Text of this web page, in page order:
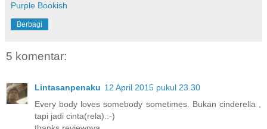
Purple Bookish
Berbagi
5 komentar:
Lintasanpenaku 12 April 2015 pukul 23.30
Every body loves somebody sometimes. Bukan cinderella ,
tapi jadi cinta(rela).:-)